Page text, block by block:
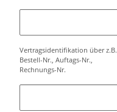
Vertragsidentifikation über z.B.
Bestell-Nr., Auftags-Nr.,
Rechnungs-Nr.